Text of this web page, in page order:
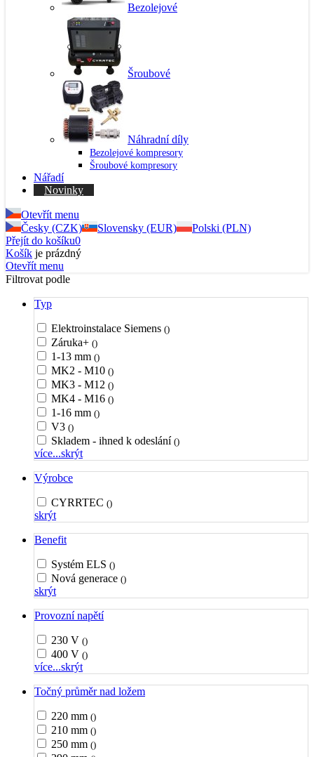
Bezolejové
Šroubové
Náhradní díly
Bezolejové kompresory
Šroubové kompresory
Nářadí
Novinky
Otevřít menu
Česky (CZK)
Slovensky (EUR)
Polski (PLN)
Přejít do košíku0
Košík je prázdný
Otevřít menu
Filtrovat podle
Typ
Elektroinstalace Siemens ()
Záruka+ ()
1-13 mm ()
MK2 - M10 ()
MK3 - M12 ()
MK4 - M16 ()
1-16 mm ()
V3 ()
Skladem - ihned k odeslání ()
více...skrýt
Výrobce
CYRRTEC ()
skrýt
Benefit
Systém ELS ()
Nová generace ()
skrýt
Provozní napětí
230 V ()
400 V ()
více...skrýt
Točný průměr nad ložem
220 mm ()
210 mm ()
250 mm ()